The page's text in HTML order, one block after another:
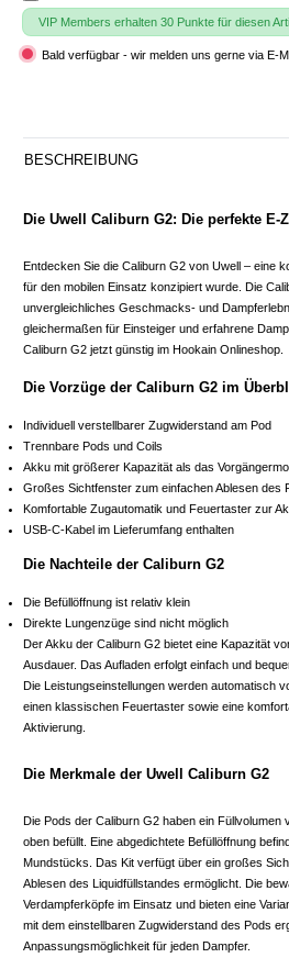
VIP Members erhalten 30 Punkte für diesen
Bald verfügbar - wir melden uns gerne via E-
BESCHREIBUNG
Die Uwell Caliburn G2: Die perfekte E-
Entdecken Sie die Caliburn G2 von Uwell – eine
für den mobilen Einsatz konzipiert wurde. Die
unvergleichliches Geschmacks- und
gleichermaßen für Einsteiger und erfahrene
Caliburn G2 jetzt günstig im Hookain Onlineshop.
Die Vorzüge der Caliburn G2 im
Individuell verstellbarer Zugwiderstand am Pod
Trennbare Pods und Coils
Akku mit größerer Kapazität als das
Großes Sichtfenster zum einfachen Ablesen des
Komfortable Zugautomatik und Feuertaster zur
USB-C-Kabel im Lieferumfang enthalten
Die Nachteile der Caliburn G2
Die Befüllöffnung ist relativ klein
Direkte Lungenzüge sind nicht möglich
Der Akku der Caliburn G2 bietet eine Kapazität
Ausdauer. Das Aufladen erfolgt einfach und
Die Leistungseinstellungen werden automatisch
einen klassischen Feuertaster sowie eine
Aktivierung.
Die Merkmale der Uwell Caliburn G2
Die Pods der Caliburn G2 haben ein Füllvolumen
oben befüllt. Eine abgedichtete Befüllöffnung
Mundstücks. Das Kit verfügt über ein großes
Ablesen des Liquidfüllstandes ermöglicht. Die
Verdampferköpfe im Einsatz und bieten eine
mit dem einstellbaren Zugwiderstand des Pods
Anpassungsmöglichkeit für jeden Dampfer.